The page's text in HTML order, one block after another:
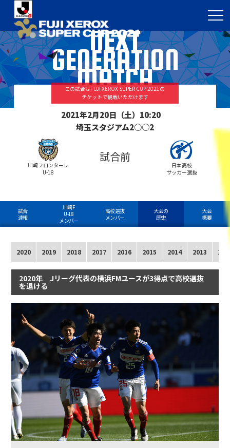
NEXT
GENERATION
MATCH
この試合はFUJI XEROX SUPER CUP 2021の
チケットで観戦いただけます
2021年2月20日（土）10:20
埼玉スタジアム2○○2
川崎フロンターレ
U-18
試合前
日本高校
サッカー選抜
試合
速報
川崎F
U-18
メンバー
高校選抜
メンバー
大会の
歴史
大会
概要
2020 2019 2018 2017 2016 2015 2014 2013
2020年 Jリーグ代表の横浜FMユースが3得点で高校選抜
を退ける